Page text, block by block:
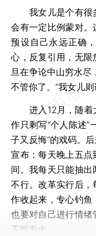
我女儿是个有很
会有一定比例蒙对
预设自己永远正确
心，反复引用，无
旦在争论中山穷水尽
不管你了。”我女儿
进入12月，随着
作只剩写“个人陈述”
子又反悔”的戏码。
宣布：每天晚上五
间。我每天只能抽
不行。改革实行后，
作收起来，专心钓
也要对自己进行情
不能发火。